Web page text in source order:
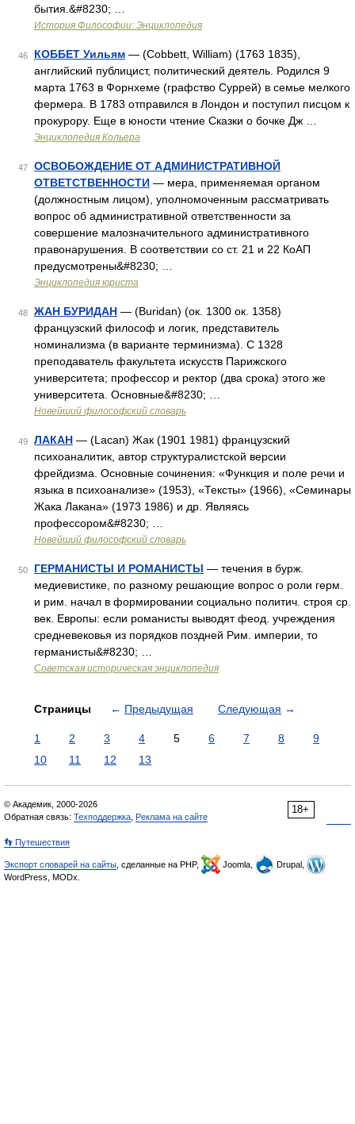
бытия.&#8230; …
История Философии: Энциклопедия
46 КОББЕТ Уильям — (Cobbett, William) (1763 1835),
английский публицист, политический деятель. Родился 9
марта 1763 в Форнхеме (графство Суррей) в семье мелкого
фермера. В 1783 отправился в Лондон и поступил писцом к
прокурору. Еще в юности чтение Сказки о бочке Дж …
Энциклопедия Кольера
47
ОСВОБОЖДЕНИЕ ОТ АДМИНИСТРАТИВНОЙ
ОТВЕТСТВЕННОСТИ — мера, применяемая органом
(должностным лицом), уполномоченным рассматривать
вопрос об административной ответственности за
совершение малозначительного административного
правонарушения. В соответствии со ст. 21 и 22 КоАП
предусмотрены&#8230; …
Энциклопедия юриста
48 ЖАН БУРИДАН — (Buridan) (ок. 1300 ок. 1358)
французский философ и логик, представитель
номинализма (в варианте терминизма). С 1328
преподаватель факультета искусств Парижского
университета; профессор и ректор (два срока) этого же
университета. Основные&#8230; …
Новейший философский словарь
49 ЛАКАН — (Lacan) Жак (1901 1981) французский
психоаналитик, автор структуралистской версии
фрейдизма. Основные сочинения: «Функция и поле речи и
языка в психоанализе» (1953), «Тексты» (1966), «Семинары
Жака Лакана» (1973 1986) и др. Являясь
профессором&#8230; …
Новейший философский словарь
50 ГЕРМАНИСТЫ И РОМАНИСТЫ — течения в бурж.
медиевистике, по разному решающие вопрос о роли герм.
и рим. начал в формировании социально политич. строя ср.
век. Европы: если романисты выводят феод. учреждения
средневековья из порядков поздней Рим. империи, то
германисты&#8230; …
Советская историческая энциклопедия
Страницы ← Предыдущая Следующая →
1 2 3 4 5 6 7 8
9
10
11 12 13
18+
© Академик, 2000-2026
Обратная связь: Техподдержка Реклама на сайте
👣 Путешествия
Экспорт словарей на сайты , сделанные на PHP, Joomla,
Drupal,
WordPress, MODx.